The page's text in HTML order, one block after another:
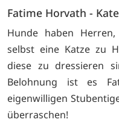
Fatime Horvath -
Hunde haben
selbst eine Katze zu
diese zu dressieren
Belohnung ist es
eigenwilligen
überraschen!